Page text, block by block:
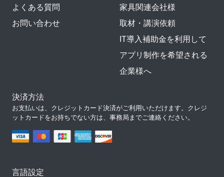
よくある質問
お問い合わせ
家具関連会社様
取材・講演依頼
IT導入補助金を利用して
アプリ制作を希望される
企業様へ
決済方法
お支払いは、クレジットカード決済がご利用いただけます。クレジ
ットカードをお持ちでない方は、事務局までご連絡ください。
言語設定